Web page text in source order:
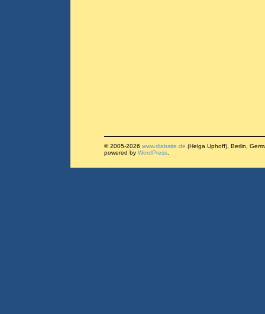
© 2005-2026 www.diabsite.de (Helga Uphoff), Berlin,
powered by WordPress.